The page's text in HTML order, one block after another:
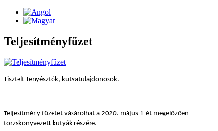
Teljesítményfűzet
Tisztelt Tenyésztők, kutyatulajdonosok.
Teljesítmény füzetet vásárolhat a 2020. május 1-ét megelőzően
törzskönyvezett kutyák részére.